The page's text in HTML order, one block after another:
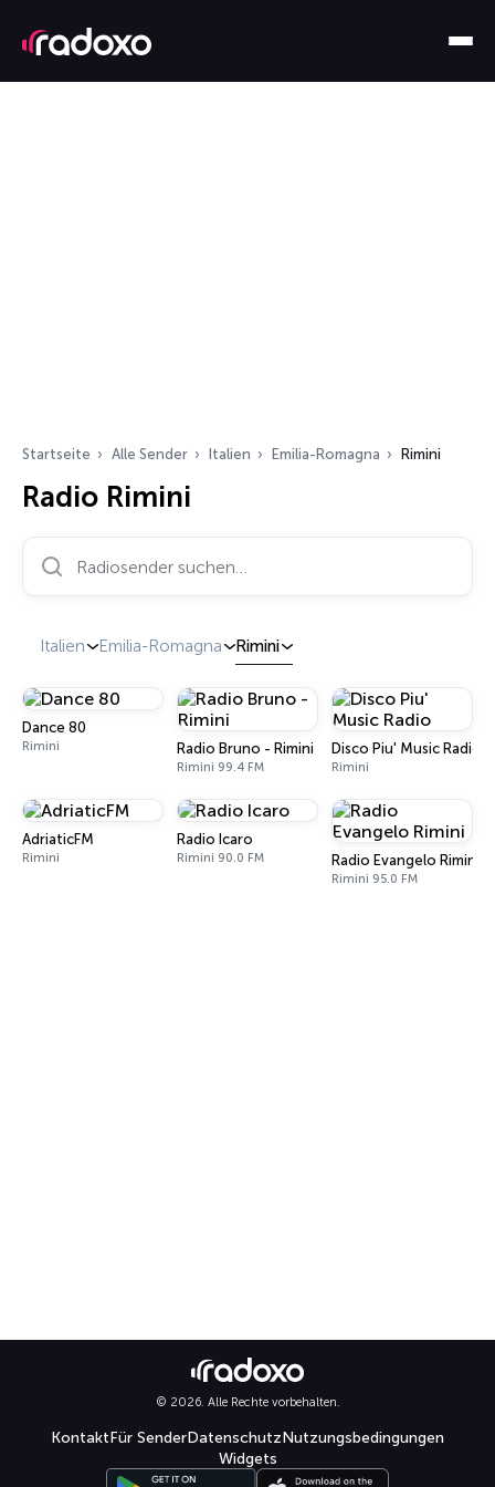
Startseite Alle Sender Italien Emilia-Romagna Rimini
Radio Rimini
Radiosender suchen…
Italien Emilia-Romagna Rimini
Dance 80
Rimini Radio Bruno - Rimini
Rimini 99.4 FM
Disco Piu' Music Radio
Rimini
AdriaticFM
Rimini
Radio Icaro
Rimini 90.0 FM Radio Evangelo Rimini
Rimini 95.0 FM
© 2026. Alle Rechte vorbehalten.
KontaktFür SenderDatenschutzNutzungsbedingungen
Widgets